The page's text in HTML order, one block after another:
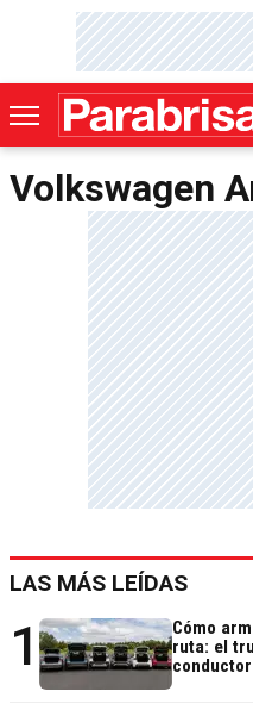
Volkswagen
LAS MÁS LEÍDAS
1
Cómo
ruta: el